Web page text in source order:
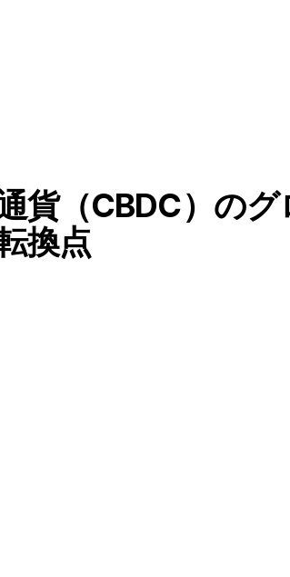
貨（CBDC）の
換点